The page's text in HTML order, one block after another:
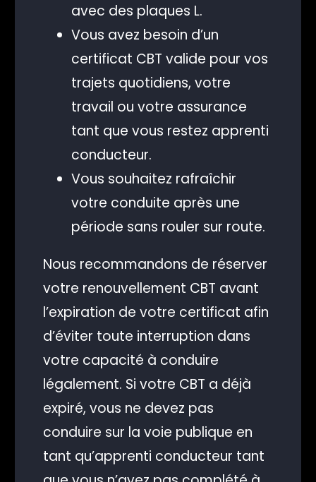
avec des plaques L.
Vous avez besoin d’un
certificat CBT valide pour vos
trajets quotidiens, votre
travail ou votre assurance
tant que vous restez apprenti
conducteur.
Vous souhaitez rafraîchir
votre conduite après une
période sans rouler sur route.
Nous recommandons de réserver
votre renouvellement CBT avant
l’expiration de votre certificat afin
d’éviter toute interruption dans
votre capacité à conduire
légalement. Si votre CBT a déjà
expiré, vous ne devez pas
conduire sur la voie publique en
tant qu’apprenti conducteur tant